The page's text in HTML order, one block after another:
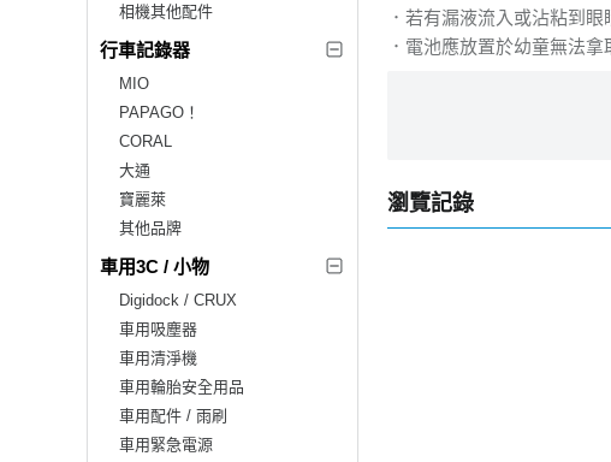
相機其他配件
行車記錄器
MIO
PAPAGO！
CORAL
大通
寶麗萊
其他品牌
車用3C / 小物
Digidock / CRUX
車用吸塵器
車用清淨機
車用輪胎安全用品
車用配件 / 雨刷
車用緊急電源
．若有漏液流入或沾粘到
．電池應放置於幼童無法
瀏覽記錄